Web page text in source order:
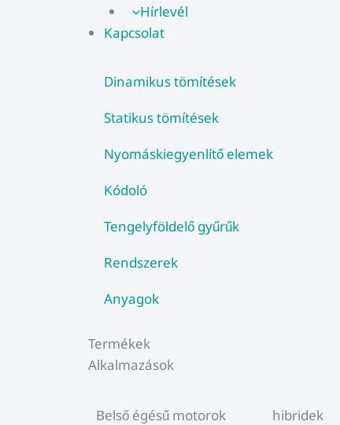
Hírlevél
Kapcsolat
Dinamikus tömítések
Statikus tömítések
Nyomáskiegyenlítő elemek
Kódoló
Tengelyföldelő gyűrűk
Rendszerek
Anyagok
Termékek
Alkalmazások
Belső égésű motorok hibridek